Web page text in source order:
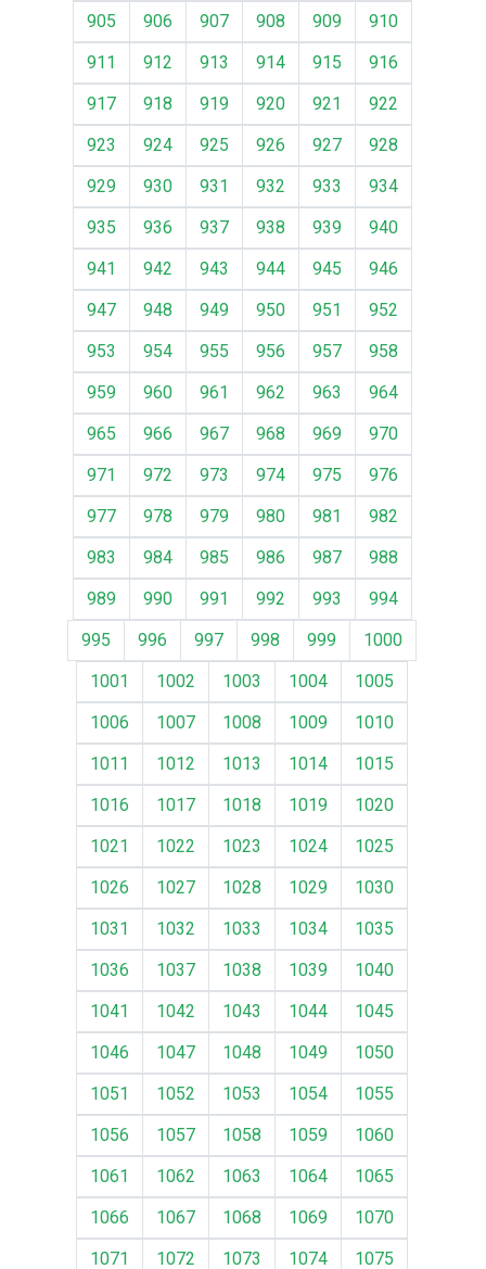
905
906 907 908 909
910
911
912 913 914 915
916
917
918 919 920 921
922
923
924 925 926 927
928
929
930 931 932 933
934
935
936 937 938 939
940
941
942 943 944 945
946
947
948 949 950 951
952
953
954 955 956 957
958
959
960 961 962 963
964
965
966 967 968 969
970
971
972 973 974 975
976
977
978 979 980 981
982
983
984 985 986 987
988
989
990 991 992 993
994
995
996 997 998 999
1000
1001
1002 1003 1004
1005
1006
1007 1008 1009
1010
1011
1012 1013 1014
1015
1016
1017 1018 1019
1020
1021
1022 1023 1024
1025
1026
1027 1028 1029
1030
1031
1032 1033 1034
1035
1036
1037 1038 1039
1040
1041
1042 1043 1044
1045
1046
1047 1048 1049
1050
1051
1052 1053 1054
1055
1056
1057 1058 1059
1060
1061
1062 1063 1064
1065
1066
1067 1068 1069
1070
1071
1072 1073 1074 1075